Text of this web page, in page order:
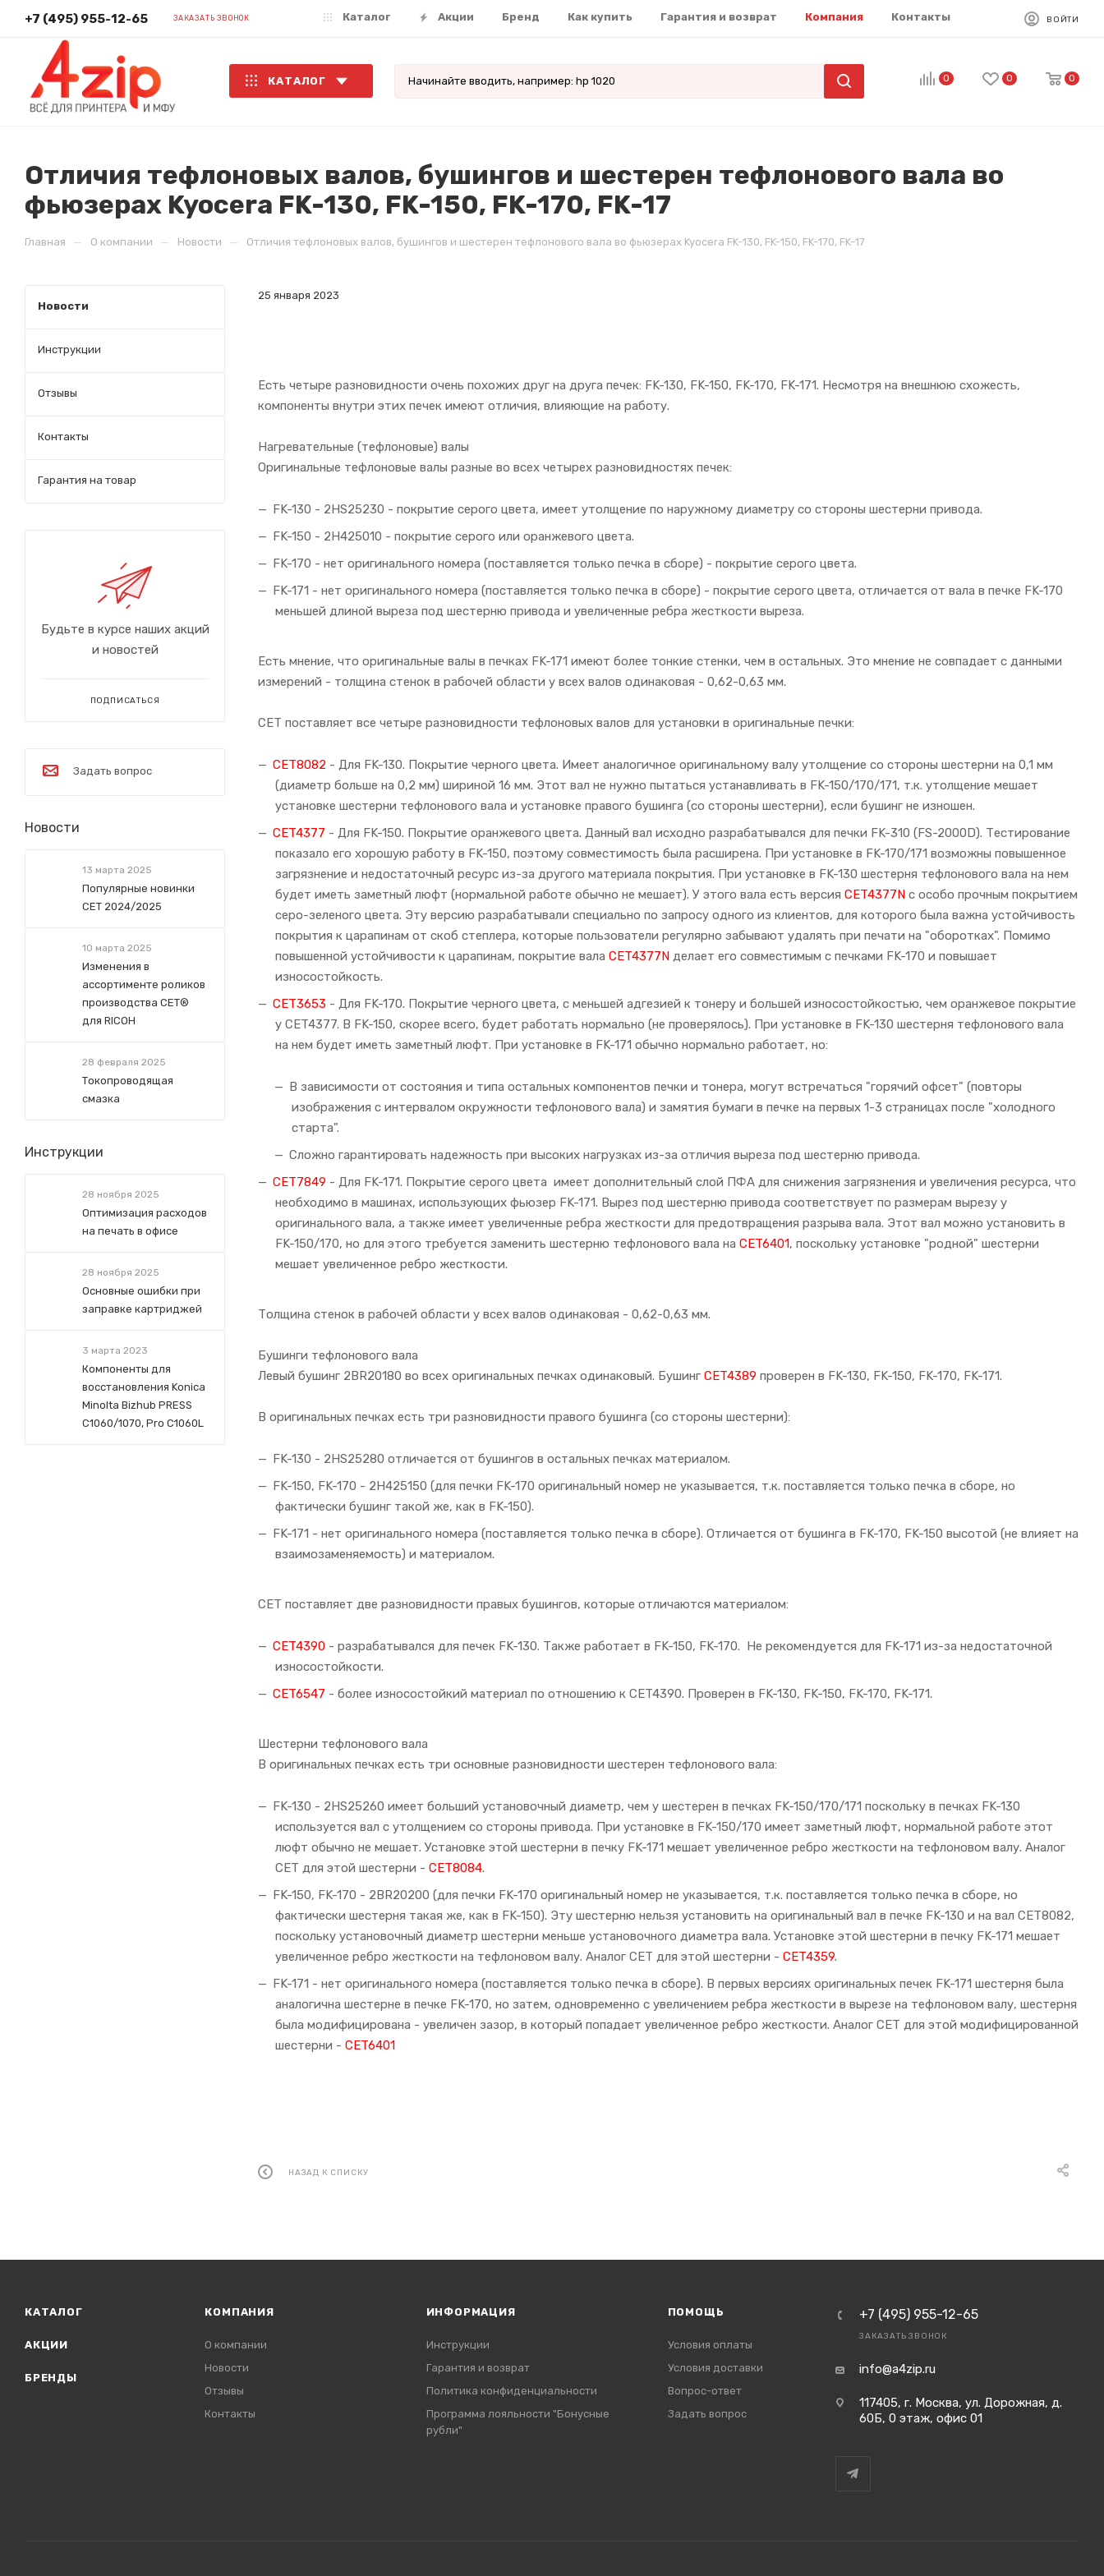
+7 (495) 955-12-65 ЗАКАЗАТЬ ЗВОНОК Каталог Акции Бренд Как купить Гарантия и возврат Компания Контакты ВОЙТИ
КАТАЛОГ 0 0 0
Отличия тефлоновых валов, бушингов и шестерен тефлонового вала во
фьюзерах Kyocera FK-130, FK-150, FK-170, FK-17
Главная — О компании — Новости — Отличия тефлоновых валов, бушингов и шестерен тефлонового вала во фьюзерах Kyocera FK-130, FK-150, FK-170, FK-17
25 января 2023
Есть четыре разновидности очень похожих друг на друга печек: FK-130, FK-150, FK-170, FK-171. Несмотря на внешнюю схожесть,
компоненты внутри этих печек имеют отличия, влияющие на работу.
Нагревательные (тефлоновые) валы
Оригинальные тефлоновые валы разные во всех четырех разновидностях печек:
FK-130 - 2HS25230 - покрытие серого цвета, имеет утолщение по наружному диаметру со стороны шестерни привода.
FK-150 - 2H425010 - покрытие серого или оранжевого цвета.
FK-170 - нет оригинального номера (поставляется только печка в сборе) - покрытие серого цвета.
FK-171 - нет оригинального номера (поставляется только печка в сборе) - покрытие серого цвета, отличается от вала в печке FK-170
меньшей длиной выреза под шестерню привода и увеличенные ребра жесткости выреза.
Есть мнение, что оригинальные валы в печках FK-171 имеют более тонкие стенки, чем в остальных. Это мнение не совпадает с данными
измерений - толщина стенок в рабочей области у всех валов одинаковая - 0,62-0,63 мм.
CET поставляет все четыре разновидности тефлоновых валов для установки в оригинальные печки:
CET8082 - Для FK-130. Покрытие черного цвета. Имеет аналогичное оригинальному валу утолщение со стороны шестерни на 0,1 мм
(диаметр больше на 0,2 мм) шириной 16 мм. Этот вал не нужно пытаться устанавливать в FK-150/170/171, т.к. утолщение мешает
установке шестерни тефлонового вала и установке правого бушинга (со стороны шестерни), если бушинг не изношен.
CET4377 - Для FK-150. Покрытие оранжевого цвета. Данный вал исходно разрабатывался для печки FK-310 (FS-2000D). Тестирование
показало его хорошую работу в FK-150, поэтому совместимость была расширена. При установке в FK-170/171 возможны повышенное
загрязнение и недостаточный ресурс из-за другого материала покрытия. При установке в FK-130 шестерня тефлонового вала на нем
будет иметь заметный люфт (нормальной работе обычно не мешает). У этого вала есть версия CET4377N с особо прочным покрытием
серо-зеленого цвета. Эту версию разрабатывали специально по запросу одного из клиентов, для которого была важна устойчивость
покрытия к царапинам от скоб степлера, которые пользователи регулярно забывают удалять при печати на "оборотках". Помимо
повышенной устойчивости к царапинам, покрытие вала CET4377N делает его совместимым с печками FK-170 и повышает
износостойкость.
CET3653 - Для FK-170. Покрытие черного цвета, с меньшей адгезией к тонеру и большей износостойкостью, чем оранжевое покрытие
у CET4377. В FK-150, скорее всего, будет работать нормально (не проверялось). При установке в FK-130 шестерня тефлонового вала
на нем будет иметь заметный люфт. При установке в FK-171 обычно нормально работает, но:
В зависимости от состояния и типа остальных компонентов печки и тонера, могут встречаться "горячий офсет" (повторы
изображения с интервалом окружности тефлонового вала) и замятия бумаги в печке на первых 1-3 страницах после "холодного
старта".
Сложно гарантировать надежность при высоких нагрузках из-за отличия выреза под шестерню привода.
CET7849 - Для FK-171. Покрытие серого цвета имеет дополнительный слой ПФА для снижения загрязнения и увеличения ресурса, что
необходимо в машинах, использующих фьюзер FK-171. Вырез под шестерню привода соответствует по размерам вырезу у
оригинального вала, а также имеет увеличенные ребра жесткости для предотвращения разрыва вала. Этот вал можно установить в
FK-150/170, но для этого требуется заменить шестерню тефлонового вала на CET6401, поскольку установке "родной" шестерни
мешает увеличенное ребро жесткости.
Толщина стенок в рабочей области у всех валов одинаковая - 0,62-0,63 мм.
Бушинги тефлонового вала
Левый бушинг 2BR20180 во всех оригинальных печках одинаковый. Бушинг CET4389 проверен в FK-130, FK-150, FK-170, FK-171.
В оригинальных печках есть три разновидности правого бушинга (со стороны шестерни):
FK-130 - 2HS25280 отличается от бушингов в остальных печках материалом.
FK-150, FK-170 - 2H425150 (для печки FK-170 оригинальный номер не указывается, т.к. поставляется только печка в сборе, но
фактически бушинг такой же, как в FK-150).
FK-171 - нет оригинального номера (поставляется только печка в сборе). Отличается от бушинга в FK-170, FK-150 высотой (не влияет на
взаимозаменяемость) и материалом.
CET поставляет две разновидности правых бушингов, которые отличаются материалом:
CET4390 - разрабатывался для печек FK-130. Также работает в FK-150, FK-170. Не рекомендуется для FK-171 из-за недостаточной
износостойкости.
CET6547 - более износостойкий материал по отношению к CET4390. Проверен в FK-130, FK-150, FK-170, FK-171.
Шестерни тефлонового вала
В оригинальных печках есть три основные разновидности шестерен тефлонового вала:
FK-130 - 2HS25260 имеет больший установочный диаметр, чем у шестерен в печках FK-150/170/171 поскольку в печках FK-130
используется вал с утолщением со стороны привода. При установке в FK-150/170 имеет заметный люфт, нормальной работе этот
люфт обычно не мешает. Установке этой шестерни в печку FK-171 мешает увеличенное ребро жесткости на тефлоновом валу. Аналог
CET для этой шестерни - CET8084.
FK-150, FK-170 - 2BR20200 (для печки FK-170 оригинальный номер не указывается, т.к. поставляется только печка в сборе, но
фактически шестерня такая же, как в FK-150). Эту шестерню нельзя установить на оригинальный вал в печке FK-130 и на вал CET8082,
поскольку установочный диаметр шестерни меньше установочного диаметра вала. Установке этой шестерни в печку FK-171 мешает
увеличенное ребро жесткости на тефлоновом валу. Аналог CET для этой шестерни - CET4359.
FK-171 - нет оригинального номера (поставляется только печка в сборе). В первых версиях оригинальных печек FK-171 шестерня была
аналогична шестерне в печке FK-170, но затем, одновременно с увеличением ребра жесткости в вырезе на тефлоновом валу, шестерня
была модифицирована - увеличен зазор, в который попадает увеличенное ребро жесткости. Аналог CET для этой модифицированной
шестерни - CET6401
НАЗАД К СПИСКУ
Новости
Инструкции
Отзывы
Контакты
Гарантия на товар
Будьте в курсе наших акций
и новостей
ПОДПИСАТЬСЯ
Задать вопрос
Новости
13 марта 2025
Популярные новинки
СЕТ 2024/2025
10 марта 2025
Изменения в
ассортименте роликов
производства СЕТ®
для RICOH
28 февраля 2025
Токопроводящая
смазка
Инструкции
28 ноября 2025
Оптимизация расходов
на печать в офисе
28 ноября 2025
Основные ошибки при
заправке картриджей
3 марта 2023
Компоненты для
восстановления Konica
Minolta Bizhub PRESS
C1060/1070, Pro C1060L
КАТАЛОГ
АКЦИИ
БРЕНДЫ
КОМПАНИЯ
О компании
Новости
Отзывы
Контакты
ИНФОРМАЦИЯ
Инструкции
Гарантия и возврат
Политика конфиденциальности
Программа лояльности "Бонусные
рубли"
ПОМОЩЬ
Условия оплаты
Условия доставки
Вопрос-ответ
Задать вопрос
+7 (495) 955-12-65
ЗАКАЗАТЬ ЗВОНОК
info@a4zip.ru
117405, г. Москва, ул. Дорожная, д.
60Б, 0 этаж, офис 01